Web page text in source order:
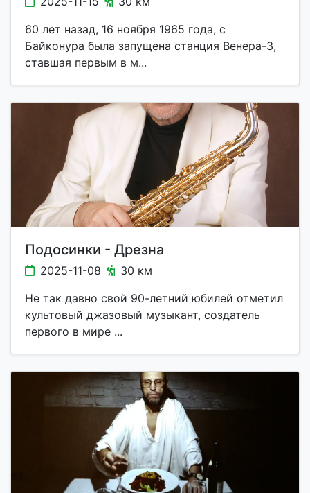
60 лет назад, 16 ноября 1965 года, с
Байконура была запущена станция Венера-3,
ставшая первым в м...
Подосинки - Дрезна
2025-11-08
30 км
Не так давно свой 90-летний юбилей отметил
культовый джазовый музыкант, создатель
первого в мире ...